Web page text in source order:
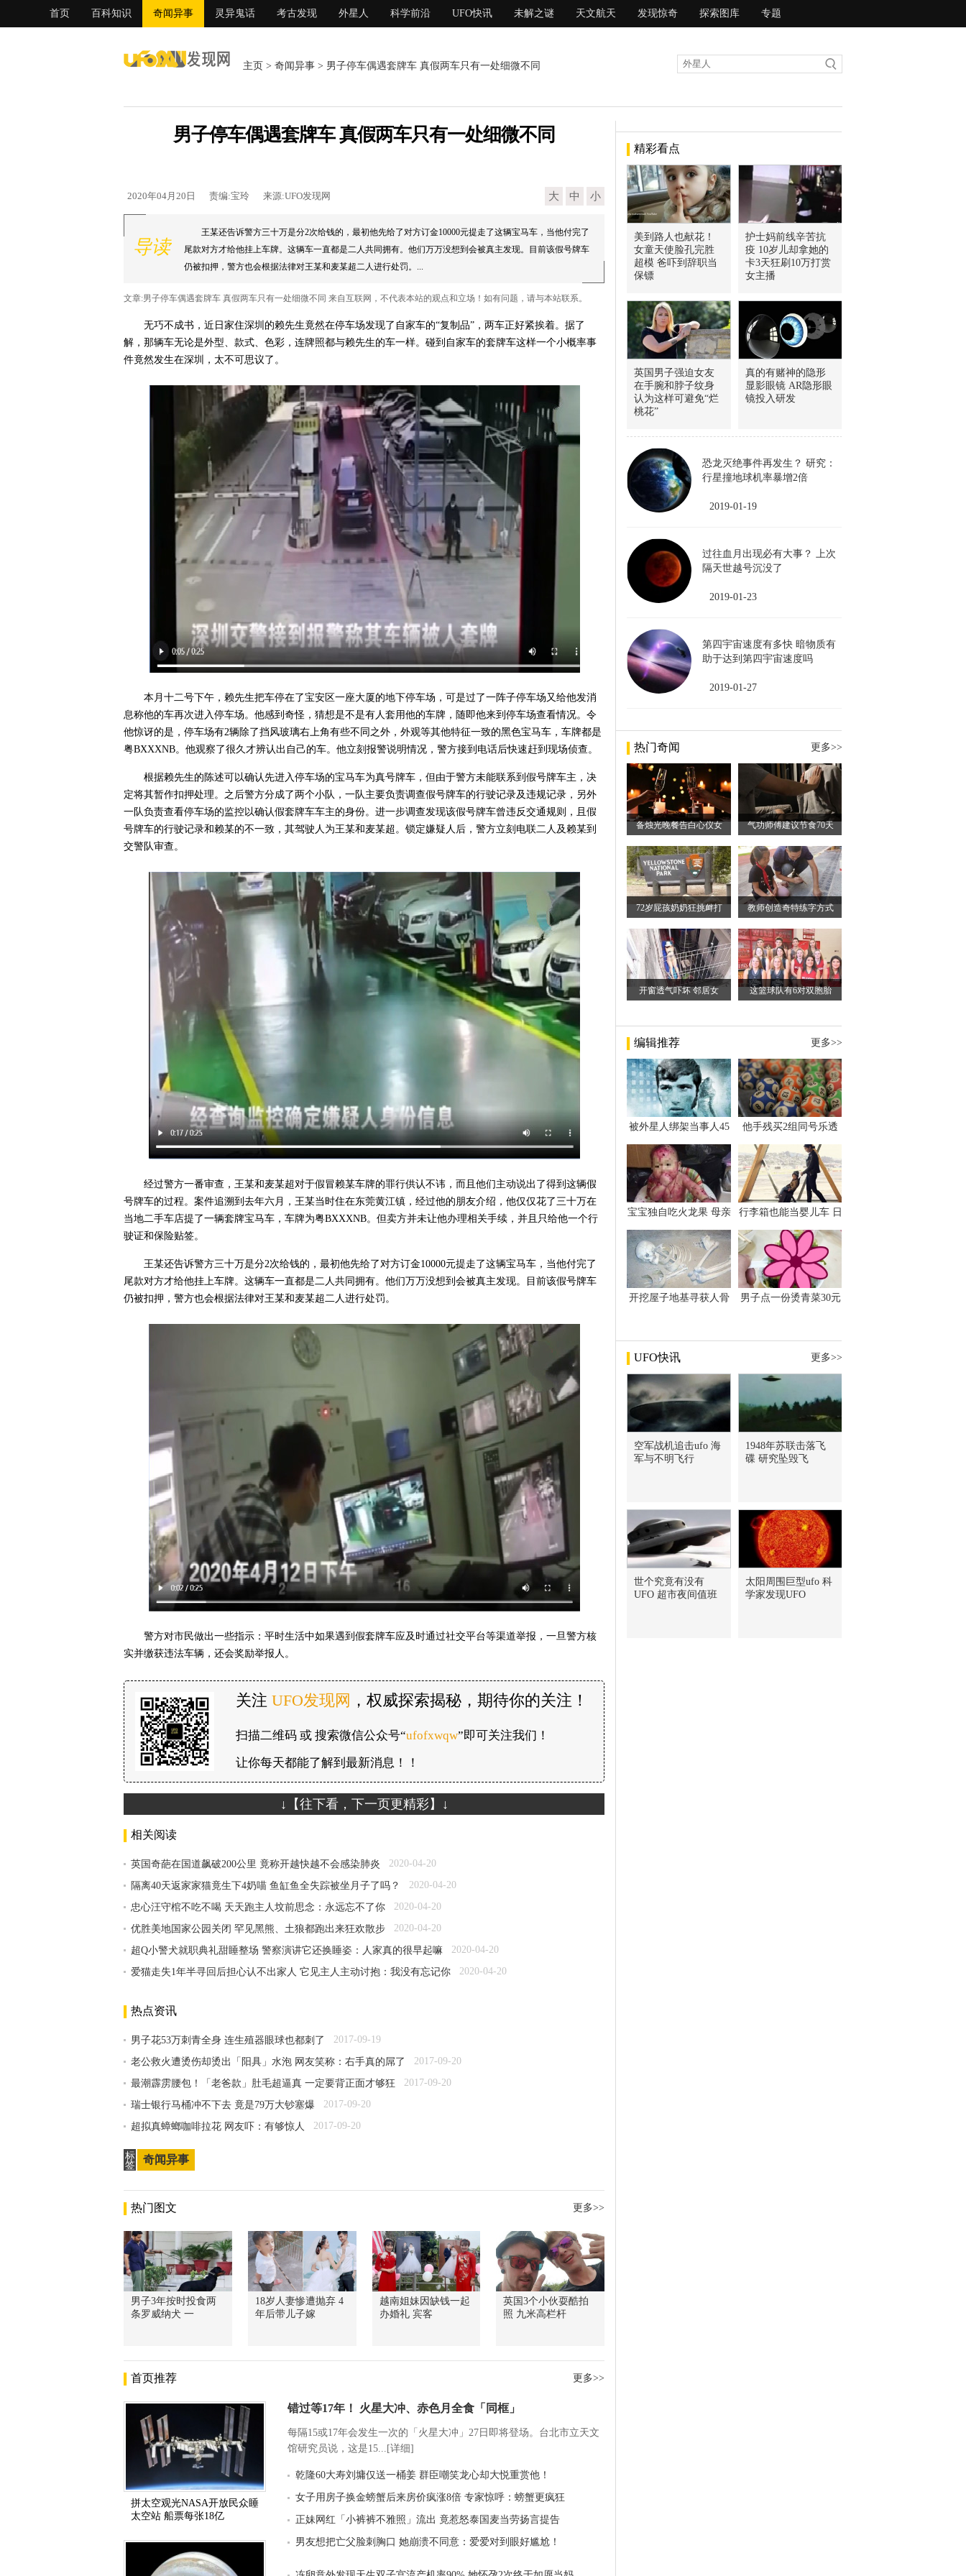
首页 百科知识 奇闻异事 灵异鬼话 考古发现 外星人 科学前沿 UFO快讯 未解之谜 天文航天 发现惊奇 探索图库 专题
主页 > 奇闻异事 > 男子停车偶遇套牌车 真假两车只有一处细微不同
男子停车偶遇套牌车 真假两车只有一处细微不同
2020年04月20日 责编:宝玲 来源:UFO发现网 大 中 小
导读
王某还告诉警方三十万是分2次给钱的，最初他先给了对方订金10000元提走了这辆宝马车，当他付完了
尾款对方才给他挂上车牌。这辆车一直都是二人共同拥有。他们万万没想到会被真主发现。目前该假号牌车
仍被扣押，警方也会根据法律对王某和麦某超二人进行处罚。...
文章:男子停车偶遇套牌车 真假两车只有一处细微不同 来自互联网，不代表本站的观点和立场！如有问题，请与本站联系。
无巧不成书，近日家住深圳的赖先生竟然在停车场发现了自家车的“复制品”，两车正好紧挨着。据了
解，那辆车无论是外型、款式、色彩，连牌照都与赖先生的车一样。碰到自家车的套牌车这样一个小概率事
件竟然发生在深圳，太不可思议了。
本月十二号下午，赖先生把车停在了宝安区一座大厦的地下停车场，可是过了一阵子停车场又给他发消
息称他的车再次进入停车场。他感到奇怪，猜想是不是有人套用他的车牌，随即他来到停车场查看情况。令
他惊讶的是，停车场有2辆除了挡风玻璃右上角有些不同之外，外观等其他特征一致的黑色宝马车，车牌都是
粤BXXXNB。他观察了很久才辨认出自己的车。他立刻报警说明情况，警方接到电话后快速赶到现场侦查。
根据赖先生的陈述可以确认先进入停车场的宝马车为真号牌车，但由于警方未能联系到假号牌车主，决
定将其暂作扣押处理。之后警方分成了两个小队，一队主要负责调查假号牌车的行驶记录及违规记录，另外
一队负责查看停车场的监控以确认假套牌车车主的身份。进一步调查发现该假号牌车曾违反交通规则，且假
号牌车的行驶记录和赖某的不一致，其驾驶人为王某和麦某超。锁定嫌疑人后，警方立刻电联二人及赖某到
交警队审查。
经过警方一番审查，王某和麦某超对于假冒赖某车牌的罪行供认不讳，而且他们主动说出了得到这辆假
号牌车的过程。案件追溯到去年六月，王某当时住在东莞黄江镇，经过他的朋友介绍，他仅仅花了三十万在
当地二手车店提了一辆套牌宝马车，车牌为粤BXXXNB。但卖方并未让他办理相关手续，并且只给他一个行
驶证和保险贴签。
王某还告诉警方三十万是分2次给钱的，最初他先给了对方订金10000元提走了这辆宝马车，当他付完了
尾款对方才给他挂上车牌。这辆车一直都是二人共同拥有。他们万万没想到会被真主发现。目前该假号牌车
仍被扣押，警方也会根据法律对王某和麦某超二人进行处罚。
警方对市民做出一些指示：平时生活中如果遇到假套牌车应及时通过社交平台等渠道举报，一旦警方核
实并缴获违法车辆，还会奖励举报人。
关注 UFO发现网 ，权威探索揭秘，期待你的关注！
扫描二维码 或 搜索微信公众号“ufofxwqw”即可关注我们！
让你每天都能了解到最新消息！！
↓【往下看，下一页更精彩】↓
相关阅读
英国奇葩在国道飙破200公里 竟称开越快越不会感染肺炎 2020-04-20
隔离40天返家家猫竟生下4奶喵 鱼缸鱼全失踪被坐月子了吗？ 2020-04-20
忠心汪守棺不吃不喝 天天跑主人坟前思念：永远忘不了你 2020-04-20
优胜美地国家公园关闭 罕见黑熊、土狼都跑出来狂欢散步 2020-04-20
超Q小警犬就职典礼甜睡整场 警察演讲它还换睡姿：人家真的很早起嘛 2020-04-20
爱猫走失1年半寻回后担心认不出家人 它见主人主动讨抱：我没有忘记你 2020-04-20
热点资讯
男子花53万刺青全身 连生殖器眼球也都刺了 2017-09-19
老公救火遭烫伤却烫出「阳具」水泡 网友笑称：右手真的屌了 2017-09-20
最潮霹雳腰包！「老爸款」肚毛超逼真 一定要背正面才够狂 2017-09-20
瑞士银行马桶冲不下去 竟是79万大钞塞爆 2017-09-20
超拟真蟑螂咖啡拉花 网友吓：有够惊人 2017-09-20
标
签
奇闻异事
热门图文 更多>>
男子3年按时投食两
条罗威纳犬 一
18岁人妻惨遭抛弃 4
年后带儿子嫁
越南姐妹因缺钱一起
办婚礼 宾客
英国3个小伙耍酷拍
照 九米高栏杆
首页推荐 更多>>
拼太空观光NASA开放民众睡
太空站 船票每张18亿
错过等17年！ 火星大冲、赤色月全食「同框」
每隔15或17年会发生一次的「火星大冲」27日即将登场。台北市立天文
馆研究员说，这是15...[详细]
乾隆60大寿刘墉仅送一桶姜 群臣嘲笑龙心却大悦重赏他！
女子用房子换金螃蟹后来房价疯涨8倍 专家惊呼：螃蟹更疯狂
正妹网红「小裤裤不雅照」流出 竟惹怒泰国麦当劳扬言提告
男友想把亡父脸刺胸口 她崩溃不同意：爱爱对到眼好尴尬！
精彩看点
美到路人也献花！
女童天使脸孔完胜
超模 爸吓到辞职当
保镖
护士妈前线辛苦抗
疫 10岁儿却拿她的
卡3天狂刷10万打赏
女主播
英国男子强迫女友
在手腕和脖子纹身
认为这样可避免“烂
桃花”
真的有赌神的隐形
显影眼镜 AR隐形眼
镜投入研发
恐龙灭绝事件再发生？ 研究：
行星撞地球机率暴增2倍
2019-01-19
过往血月出现必有大事？ 上次
隔天世越号沉没了
2019-01-23
第四宇宙速度有多快 暗物质有
助于达到第四宇宙速度吗
2019-01-27
热门奇闻 更多>>
备烛光晚餐告白心仪女 气功师傅建议节食70天
72岁屁孩奶奶狂挑衅打 教师创造奇特练字方式
开窗透气吓坏 邻居女 这篮球队有6对双胞胎
编辑推荐 更多>>
被外星人绑架当事人45
斯卡古拉事件
他手残买2组同号乐透
万
宝宝独自吃火龙果 母亲
行李箱也能当婴儿车 日
开挖屋子地基寻获人骨
男子点一份烫青菜30元
UFO快讯 更多>>
空军战机追击ufo 海
军与不明飞行
1948年苏联击落飞
碟 研究坠毁飞
世个究竟有没有
UFO 超市夜间值班
太阳周围巨型ufo 科
学家发现UFO